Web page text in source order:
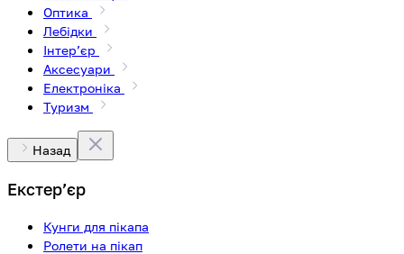
Оптика
Лебідки
Інтерʼєр
Аксесуари
Електроніка
Туризм
Назад
Екстерʼєр
Кунги для пікапа
Ролети на пікап